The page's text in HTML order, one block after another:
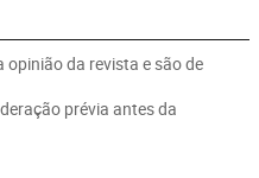
da revista e são de
prévia antes da